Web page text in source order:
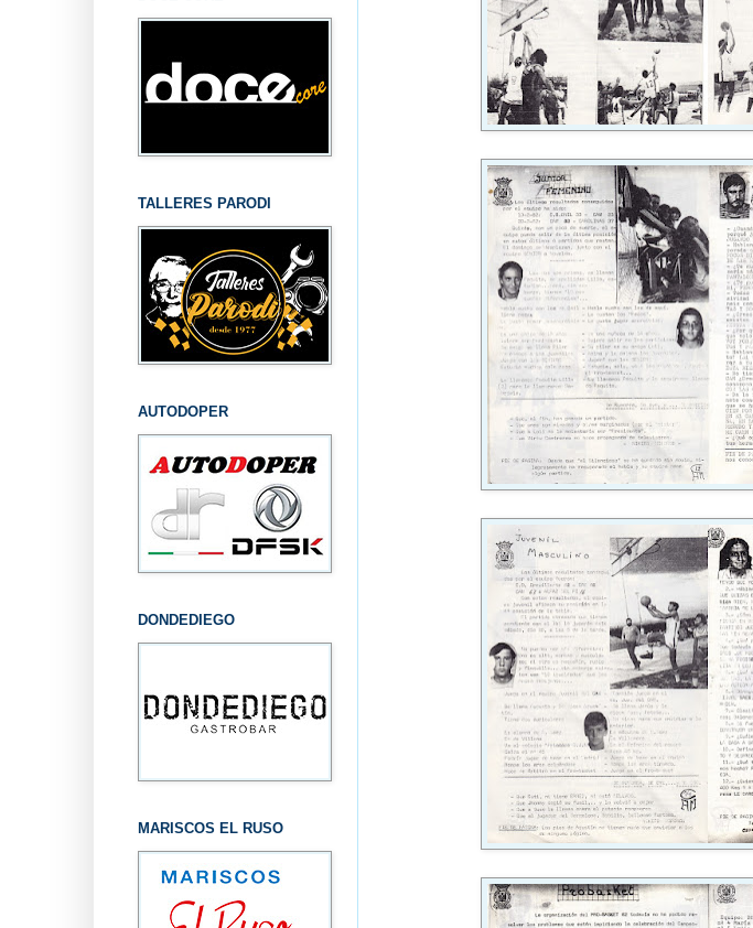
TALLERES PARODI
AUTODOPER
DONDEDIEGO
MARISCOS EL RUSO